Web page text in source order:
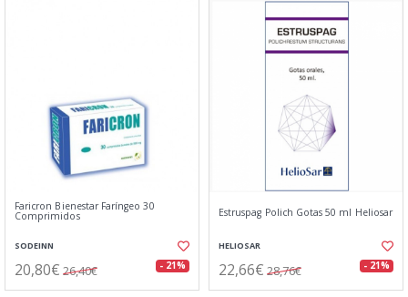
Faricron Bienestar Faríngeo 30
Comprimidos
SODEINN
20,80€ 26,40€ - 21%
Estruspag Polich Gotas 50 ml Heliosar
HELIOSAR
22,66€ 28,76€ - 21%